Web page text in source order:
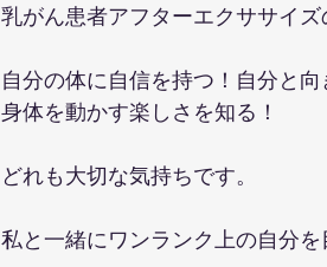
乳がん患者アフターエクササイズ
自分の体に自信を持つ！自分と向
身体を動かす楽しさを知る！
どれも大切な気持ちです。
私と一緒にワンランク上の自分を